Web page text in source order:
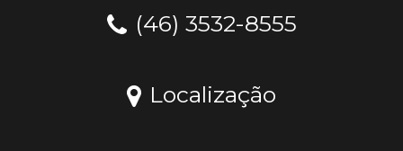
(46) 3532-8555
Localização